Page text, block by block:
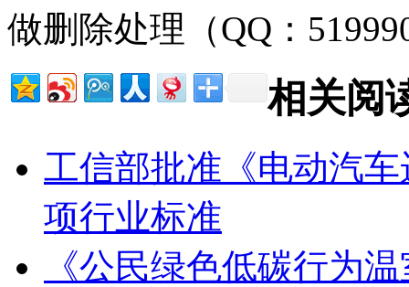
做删除处理（QQ：
相关阅
工信部批准《电动汽
项行业标准
《公民绿色低碳行为